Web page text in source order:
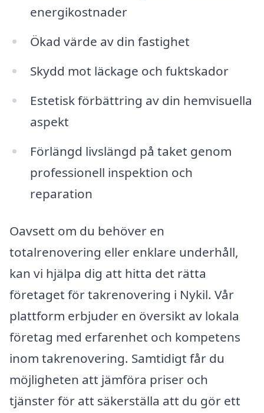
energikostnader
Ökad värde av din fastighet
Skydd mot läckage och fuktskador
Estetisk förbättring av din hemvisuella
aspekt
Förlängd livslängd på taket genom
professionell inspektion och
reparation
Oavsett om du behöver en
totalrenovering eller enklare underhåll,
kan vi hjälpa dig att hitta det rätta
företaget för takrenovering i Nykil. Vår
plattform erbjuder en översikt av lokala
företag med erfarenhet och kompetens
inom takrenovering. Samtidigt får du
möjligheten att jämföra priser och
tjänster för att säkerställa att du gör ett